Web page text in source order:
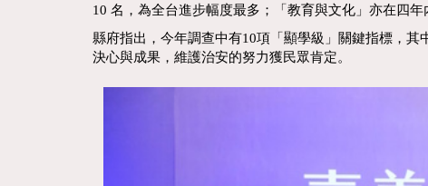
10 名，為全台進步幅度最多；「教育與文化」亦在四
縣府指出，今年調查中有10項「顯學級」關鍵指標，
決心與成果，維護治安的努力獲民眾肯定。